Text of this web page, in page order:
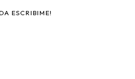
ESCRIBIME!